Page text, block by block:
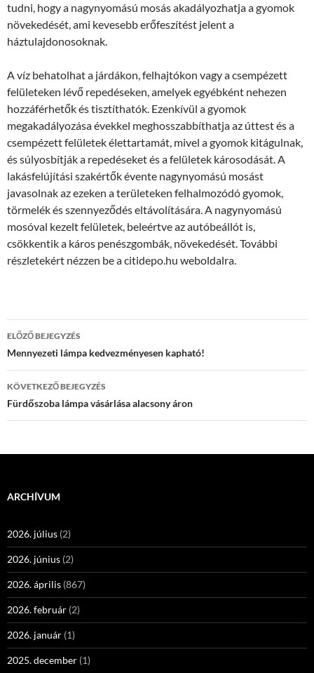
tudni, hogy a nagynyomású mosás akadályozhatja a gyomok
növekedését, ami kevesebb erőfeszítést jelent a
háztulajdonosoknak.
A víz behatolhat a járdákon, felhajtókon vagy a csempézett
felületeken lévő repedéseken, amelyek egyébként nehezen
hozzáférhetők és tisztíthatók. Ezenkívül a gyomok
megakadályozása évekkel meghosszabbíthatja az úttest és a
csempézett felületek élettartamát, mivel a gyomok kitágulnak,
és súlyosbítják a repedéseket és a felületek károsodását. A
lakásfelújítási szakértők évente nagynyomású mosást
javasolnak az ezeken a területeken felhalmozódó gyomok,
törmelék és szennyeződés eltávolítására. A nagynyomású
mosóval kezelt felületek, beleértve az autóbeállót is,
csökkentik a káros penészgombák, növekedését. További
részletekért nézzen be a citidepo.hu weboldalra.
Bejegyzések
navigációja
ELŐZŐ BEJEGYZÉS
Mennyezeti lámpa kedvezményesen kapható!
KÖVETKEZŐ BEJEGYZÉS
Fürdőszoba lámpa vásárlása alacsony áron
ARCHÍVUM
2026. július (2)
2026. június (2)
2026. április (867)
2026. február (2)
2026. január (1)
2025. december (1)